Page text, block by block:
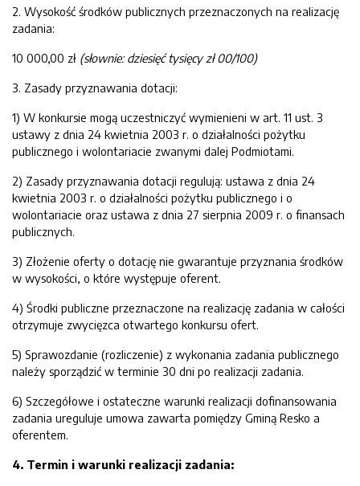
2. Wysokość środków publicznych przeznaczonych na realizację
zadania:
10 000,00 zł (słownie: dziesięćtysięcyzł00/100)
3. Zasady przyznawania dotacji:
1) W konkursie mogą uczestniczyć wymienieni w art. 11 ust. 3
ustawy z dnia 24 kwietnia 2003 r. o działalności pożytku
publicznego i wolontariacie zwanymi dalej Podmiotami.
2) Zasady przyznawania dotacji regulują: ustawa z dnia 24
kwietnia 2003 r. o działalności pożytku publicznego i o
wolontariacie oraz ustawa z dnia 27 sierpnia 2009 r. o finansach
publicznych.
3) Złożenie oferty o dotację nie gwarantuje przyznania środków
w wysokości, o które występuje oferent.
4) Środki publiczne przeznaczone na realizację zadania w całości
otrzymuje zwycięzca otwartego konkursu ofert.
5) Sprawozdanie (rozliczenie) z wykonania zadania publicznego
należy sporządzić w terminie 30 dni po realizacji zadania.
6) Szczegółowe i ostateczne warunki realizacji dofinansowania
zadania ureguluje umowa zawarta pomiędzy Gminą Resko a
oferentem.
4. Termin i warunki realizacji zadania: